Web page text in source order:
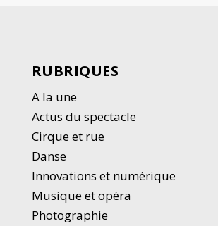
RUBRIQUES
A la une
Actus du spectacle
Cirque et rue
Danse
Innovations et numérique
Musique et opéra
Photographie